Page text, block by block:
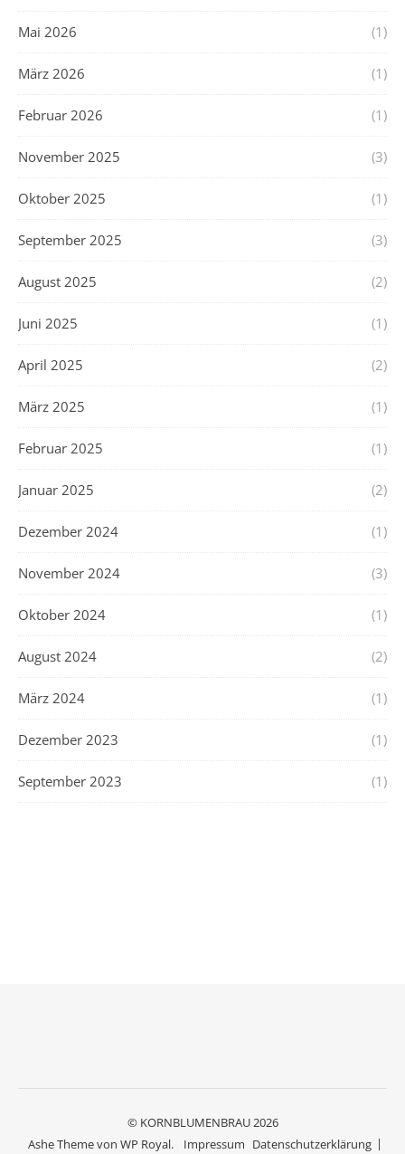
Mai 2026 (1)
März 2026 (1)
Februar 2026 (1)
November 2025 (3)
Oktober 2025 (1)
September 2025 (3)
August 2025 (2)
Juni 2025 (1)
April 2025 (2)
März 2025 (1)
Februar 2025 (1)
Januar 2025 (2)
Dezember 2024 (1)
November 2024 (3)
Oktober 2024 (1)
August 2024 (2)
März 2024 (1)
Dezember 2023 (1)
September 2023 (1)
© KORNBLUMENBRAU 2026
Impressum Datenschutzerklärung
Ashe Theme von WP Royal.